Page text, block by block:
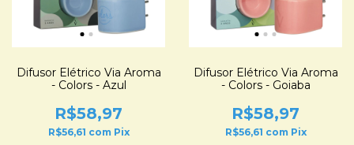
Difusor Elétrico Via Aroma
- Colors - Azul
R$58,97
R$56,61 com Pix
Difusor Elétrico Via Aroma
- Colors - Goiaba
R$58,97
R$56,61 com Pix